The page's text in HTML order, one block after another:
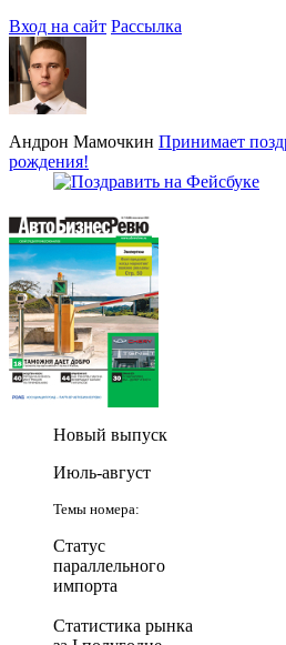
Вход на сайт Рассылка
Андрон Мамочкин Принимает
рождения!
Новый выпуск
Июль-август
Темы номера:
Статус
параллельного
импорта
Статистика рынка